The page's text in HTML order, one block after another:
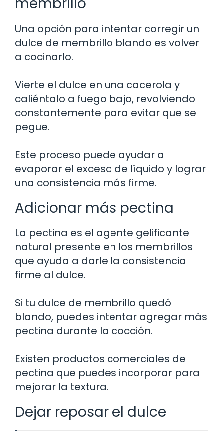
Una opción para intentar corregir un
dulce de membrillo blando es volver
a cocinarlo.
Vierte el dulce en una cacerola y
caliéntalo a fuego bajo, revolviendo
constantemente para evitar que se
pegue.
Este proceso puede ayudar a
evaporar el exceso de líquido y lograr
una consistencia más firme.
Adicionar más pectina
La pectina es el agente gelificante
natural presente en los membrillos
que ayuda a darle la consistencia
firme al dulce.
Si tu dulce de membrillo quedó
blando, puedes intentar agregar más
pectina durante la cocción.
Existen productos comerciales de
pectina que puedes incorporar para
mejorar la textura.
Dejar reposar el dulce